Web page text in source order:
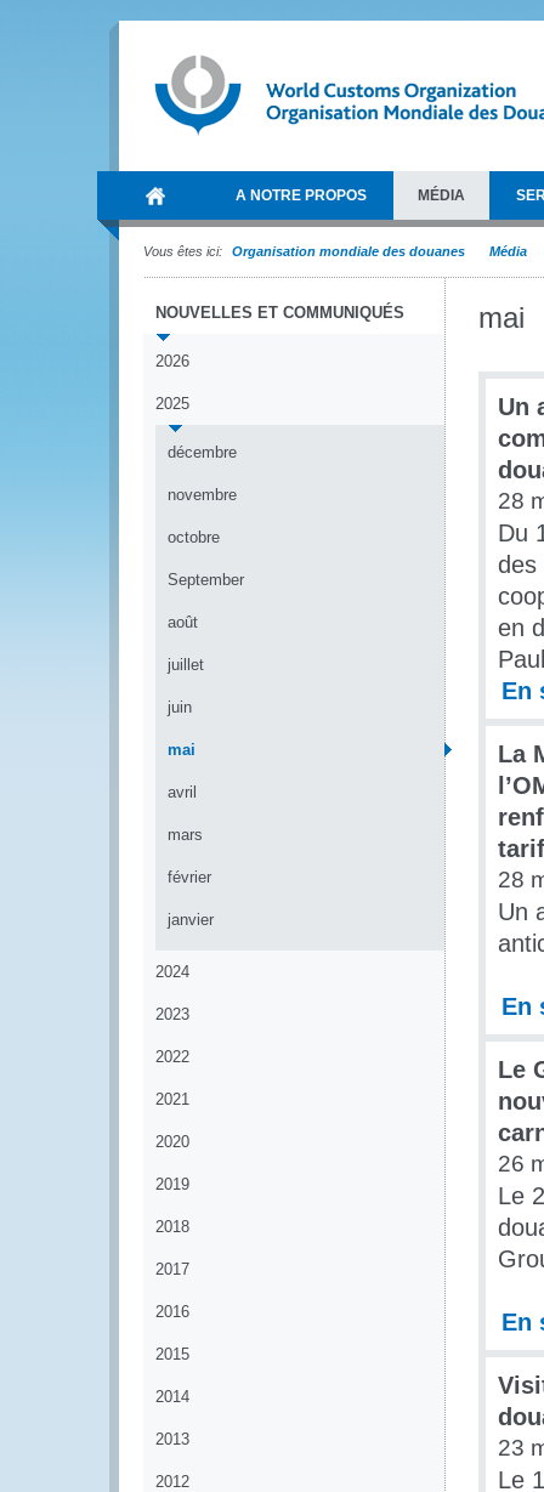
A NOTRE PROPOS MÉDIA
Vous êtes ici: Organisation mondiale des douanes Média
NOUVELLES ET COMMUNIQUÉS
2026
2025
décembre
novembre
octobre
September
août
juillet
juin
mai
avril
mars
février
janvier
2024
2023
2022
2021
2020
2019
2018
2017
2016
2015
2014
2013
2012
mai
Un
28
Du
des
en
En
La
28
Un
En
Le
26
Le
En
23
Le